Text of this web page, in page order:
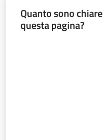
Quanto sono
questa pagina?